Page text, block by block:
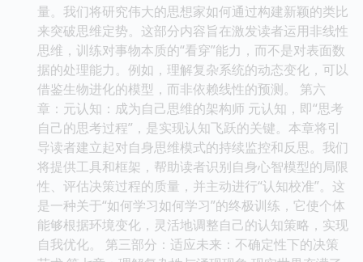
量。我们将研究伟大的思想家如何通过构建新颖的类比
来突破思维定势。这部分内容旨在激发读者运用非线性
思维，训练对事物本质的“看穿”能力，而不是对表面数
据的处理能力。例如，理解复杂系统的动态变化，可以
借鉴生物进化的模型，而非依赖线性的预测。 第六
章：元认知：成为自己思维的架构师 元认知，即“思考
自己的思考过程”，是实现认知飞跃的关键。本章将引
导读者建立起对自身思维模式的持续监控和反思。我们
将提供工具和框架，帮助读者识别自身心智模型的局限
性、评估决策过程的质量，并主动进行“认知校准”。这
是一种关于“如何学习如何学习”的终极训练，它使个体
能够根据环境变化，灵活地调整自己的认知策略，实现
自我优化。 第三部分：适应未来：不确定性下的决策